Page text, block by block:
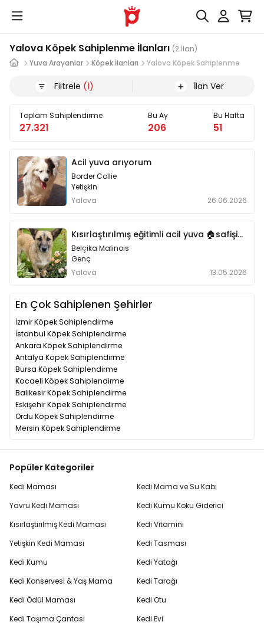
Yalova Köpek Sahiplenme İlanları (2 İlan)
Yuva Arayanlar
Köpek İlanları Yalova Köpek Sahiplenme
Filtrele (1) İlan Ver
Toplam Sahiplendirme
27.321
Bu Ay
206
Bu Hafta
51
Acil yuva arıyorum
Border Collie
Yetişkin
Yalova
26.06.2026
Kısırlaştırılmış eğitimli acil yuva 🏠safişin şansı olur musun🏠
Belçika Malinois
Genç
Yalova
13.05.2026
En Çok Sahiplenen Şehirler
İzmir Köpek Sahiplendirme
İstanbul Köpek Sahiplendirme
Ankara Köpek Sahiplendirme
Antalya Köpek Sahiplendirme
Bursa Köpek Sahiplendirme
Kocaeli Köpek Sahiplendirme
Balıkesir Köpek Sahiplendirme
Eskişehir Köpek Sahiplendirme
Ordu Köpek Sahiplendirme
Mersin Köpek Sahiplendirme
Popüler Kategoriler
Kedi Maması
Yavru Kedi Maması
Kısırlaştırılmış Kedi Maması
Yetişkin Kedi Maması
Kedi Kumu
Kedi Konservesi & Yaş Mama
Kedi Ödül Maması
Kedi Taşıma Çantası
Kedi Mama ve Su Kabı
Kedi Kumu Koku Giderici
Kedi Vitamini
Kedi Tasması
Kedi Yatağı
Kedi Tarağı
Kedi Otu
Kedi Evi